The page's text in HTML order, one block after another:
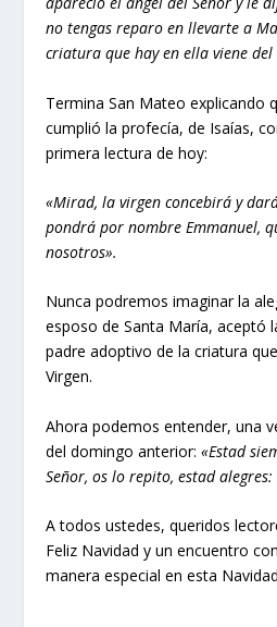
no tengas reparo en llevarte a
criatura que hay en ella viene del
Termina San Mateo explicando
cumplió la profecía, de Isaías,
primera lectura de hoy:
«Mirad, la virgen concebirá y
pondrá por nombre Emmanuel,
nosotros».
Nunca podremos imaginar la
esposo de Santa María, aceptó
padre adoptivo de la criatura
Virgen.
Ahora podemos entender, una
del domingo anterior:«Estad
Señor, os lo repito, estad alegres:
A todos ustedes, queridos
Feliz Navidad y un encuentro
manera especial en esta